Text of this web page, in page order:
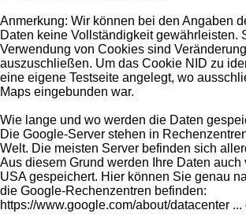
Anmerkung: Wir können bei den Angaben
Daten keine Vollständigkeit gewährleisten.
Verwendung von Cookies sind
auszuschließen. Um das Cookie NID zu
eine eigene Testseite angelegt, wo
Maps eingebunden war.
Wie lange und wo werden die Daten
Die Google-Server stehen in
Welt. Die meisten Server befinden sich
Aus diesem Grund werden Ihre Daten auch
USA gespeichert. Hier können Sie genau
die Google-Rechenzentren befinden:
https://www.google.com/about/datacenter